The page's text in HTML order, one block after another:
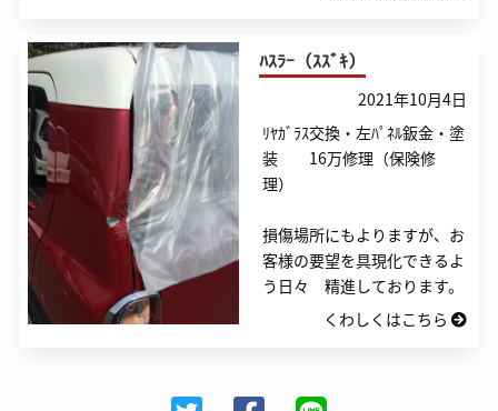
ﾊｽﾗｰ（ｽｽﾞｷ）
2021年10月4日
ﾘﾔｶﾞﾗｽ交換・左ﾊﾟﾈﾙ鈑金・塗
装 16万修理（保険修
理）
損傷場所にもよりますが、お
客様の要望を具現化できるよ
う日々 精進しております。
くわしくはこちら